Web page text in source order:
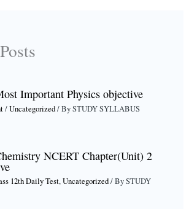
Important Physics objective
/Uncategorized/ BySTUDY SYLLABUS
NCERT Chapter(Unit) 2
12th Daily Test,Uncategorized/ BySTUDY